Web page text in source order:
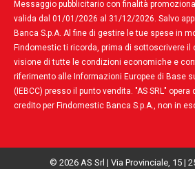
Messaggio pubblicitario con finalità
valida dal 01/01/2026 al 31/12/2026. Salvo
Banca S.p.A. Al fine di gestire le tue spese in
Findomestic ti ricorda, prima di sottoscrivere il
visione di tutte le condizioni economiche e
riferimento alle Informazioni Europee di Base
(IEBCC) presso il punto vendita. "AS SRL"
credito per Findomestic Banca S.p.A., non in
© 2026 AS Srl | Via Provinciale, 15 |